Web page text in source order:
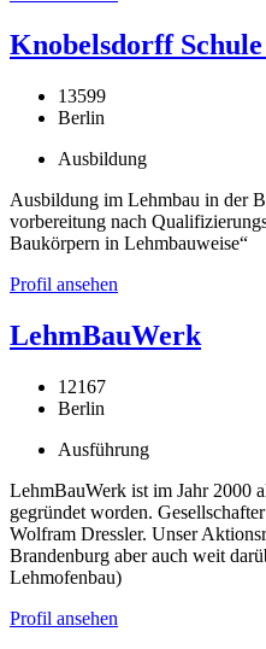
Knobelsdorff
13599
Berlin
Ausbildung
Ausbildung im Lehmbau in der
vorbereitung nach
Baukörpern in Lehmbauweise“
Profil ansehen
LehmBauWerk
12167
Berlin
Ausführung
LehmBauWerk ist im Jahr 2000
gegründet worden.
Wolfram Dressler. Unser
Brandenburg aber auch weit
Lehmofenbau)
Profil ansehen